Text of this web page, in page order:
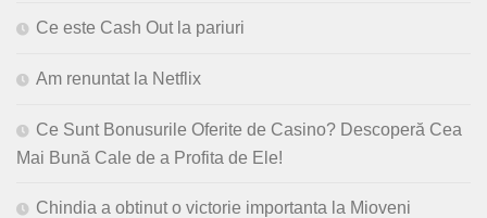
Ce este Cash Out la pariuri
Am renuntat la Netflix
Ce Sunt Bonusurile Oferite de Casino? Descoperă Cea
Mai Bună Cale de a Profita de Ele!
Chindia a obtinut o victorie importanta la Mioveni